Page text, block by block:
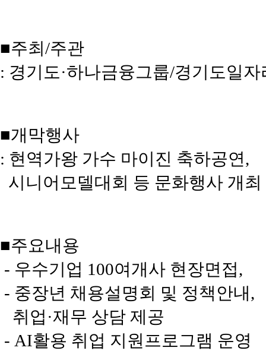
■주최/주관
: 경기도·하나금융그룹/경기도일
■개막행사
: 현역가왕 가수 마이진 축하공연,
시니어모델대회 등 문화행사 개최
■주요내용
- 우수기업 100여개사 현장면접,
- 중장년 채용설명회 및 정책안내,
취업·재무 상담 제공
- AI활용 취업 지원프로그램 운영